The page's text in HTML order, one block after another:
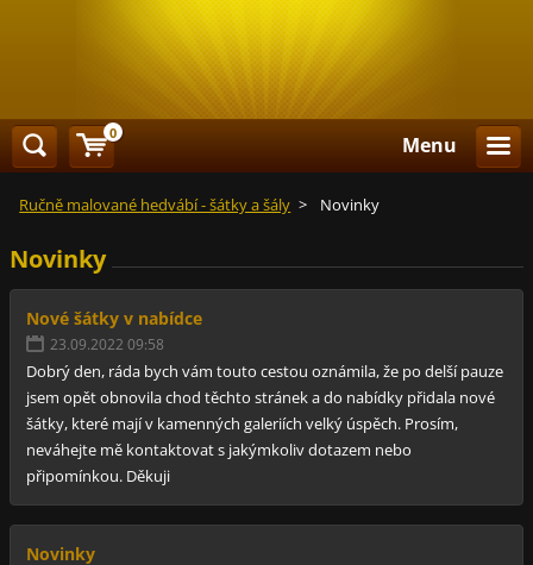
Menu
Ručně malované hedvábí - šátky a šály > Novinky
Novinky
Nové šátky v nabídce
23.09.2022 09:58
Dobrý den, ráda bych vám touto cestou oznámila, že po delší pauze
jsem opět obnovila chod těchto stránek a do nabídky přidala nové
šátky, které mají v kamenných galeriích velký úspěch. Prosím,
neváhejte mě kontaktovat s jakýmkoliv dotazem nebo
připomínkou. Děkuji
Novinky
0